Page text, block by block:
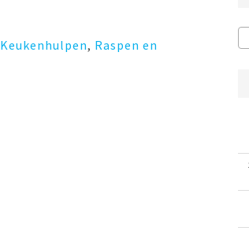
Keukenhulpen, Raspen en